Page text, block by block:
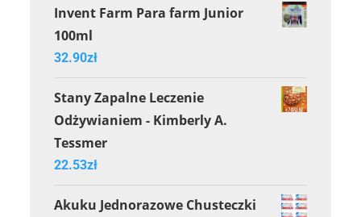
Invent Farm Para farm Junior
100ml
32.90zł
Stany Zapalne Leczenie
Odżywianiem - Kimberly A.
Tessmer
22.53zł
Akuku Jednorazowe Chusteczki